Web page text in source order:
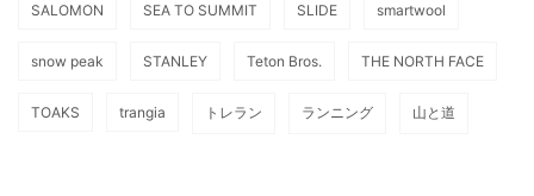
SALOMON SEA TO SUMMIT SLIDE smartwool
snow peak STANLEY Teton Bros. THE NORTH FACE
TOAKS trangia トレラン ランニング 山と道